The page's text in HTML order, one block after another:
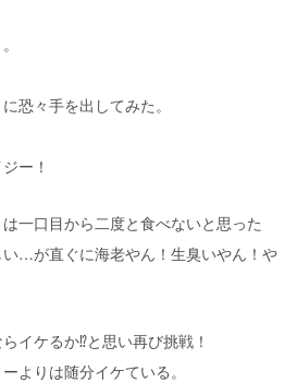
恐々手を出してみた。
ー！
一口目から二度と食べないと思った
…が直ぐに海老やん！生臭いやん！や
らイケるか⁉︎と思い再び挑戦！
よりは随分イケている。